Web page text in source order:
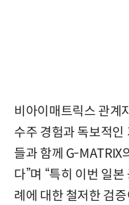
비아이매트릭스 관계
수주 경험과 독보적인
들과 함께 G-MATRIX
다”며 “특히 이번 일
례에 대한 철저한 검